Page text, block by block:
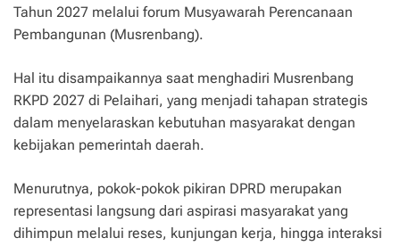
Tahun 2027 melalui forum Musyawarah Perencanaan
Pembangunan (Musrenbang).
Hal itu disampaikannya saat menghadiri Musrenbang
RKPD 2027 di Pelaihari, yang menjadi tahapan strategis
dalam menyelaraskan kebutuhan masyarakat dengan
kebijakan pemerintah daerah.
Menurutnya, pokok-pokok pikiran DPRD merupakan
representasi langsung dari aspirasi masyarakat yang
dihimpun melalui reses, kunjungan kerja, hingga interaksi